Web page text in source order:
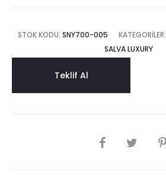
STOK KODU: SNY700-005 KATEGORILER:
SALVA LUXURY
Teklif Al
SHARE